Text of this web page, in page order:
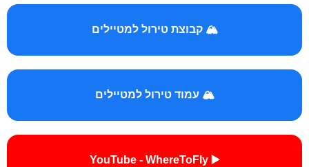
🏔️ קבוצת טירול למטיילים
🏔️ עמוד טירול למטיילים
▶️ YouTube - WhereToFly